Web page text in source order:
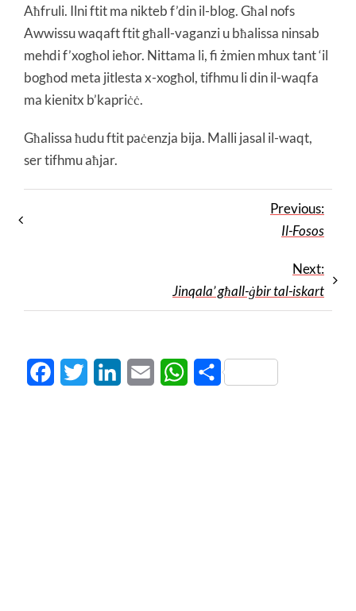
Aħfruli. Ilni ftit ma nikteb f’din il-blog. Għal nofs
Awwissu waqaft ftit għall-vaganzi u bħalissa ninsab
mehdi f’xogħol ieħor. Nittama li, fi żmien mhux tant ‘il
bogħod meta jitlesta x-xogħol, tifhmu li din il-waqfa
ma kienitx b’kapriċċ.
Għalissa ħudu ftit paċenzja bija. Malli jasal il-waqt,
ser tifhmu aħjar.
Previous:
Il-Fosos
Next:
Jinqala’ għall-ġbir tal-iskart
FacebookTwitter LinkedInEmail WhatsApp
Share